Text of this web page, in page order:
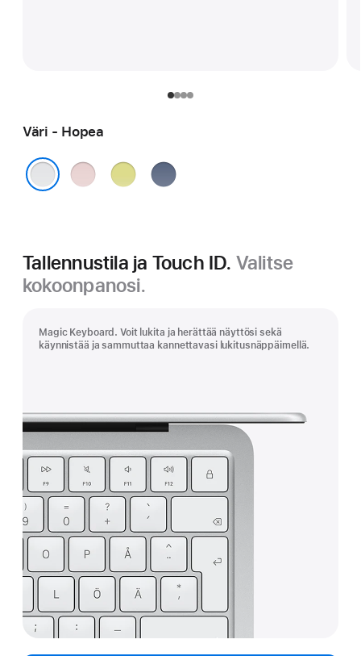
Väri - Hopea
Roosa Sitrus Indigo
Tallennustila ja Touch ID. Valitse
kokoonpanosi.
Magic Keyboard. Voit lukita ja herättää näyttösi sekä
käynnistää ja sammuttaa kannettavasi lukitusnäppäimellä.